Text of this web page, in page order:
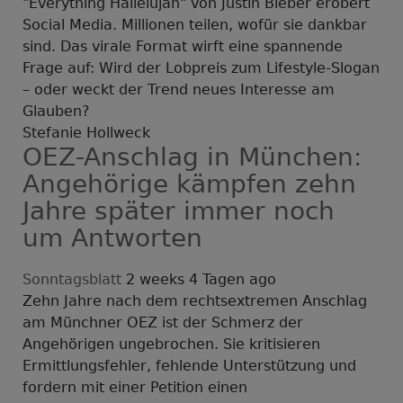
Social Media. Millionen teilen, wofür sie dankbar
sind. Das virale Format wirft eine spannende
Frage auf: Wird der Lobpreis zum Lifestyle-Slogan
– oder weckt der Trend neues Interesse am
Glauben?
Stefanie Hollweck
OEZ-Anschlag in München:
Angehörige kämpfen zehn
Jahre später immer noch
um Antworten
Sonntagsblatt 2 weeks 4 Tagen ago
Zehn Jahre nach dem rechtsextremen Anschlag
am Münchner OEZ ist der Schmerz der
Angehörigen ungebrochen. Sie kritisieren
Ermittlungsfehler, fehlende Unterstützung und
fordern mit einer Petition einen